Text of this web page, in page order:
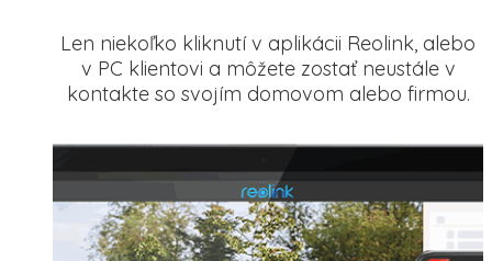
Len niekoľko kliknutí v aplikácii Reolink, alebo
v PC klientovi a môžete zostať neustále v
kontakte so svojím domovom alebo firmou.